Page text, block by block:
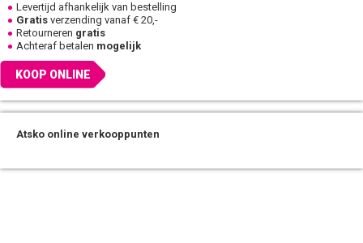
Levertijd afhankelijk van bestelling
Gratis verzending vanaf € 20,-
Retourneren gratis
Achteraf betalen mogelijk
KOOP ONLINE
Atsko online verkooppunten